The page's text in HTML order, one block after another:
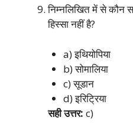
निम्नलिखित में से कौन
हिस्सा नहीं है?
a) इथियोपिया
b) सोमालिया
c) सूडान
d) इरिट्रिया
सही उत्तर: c)